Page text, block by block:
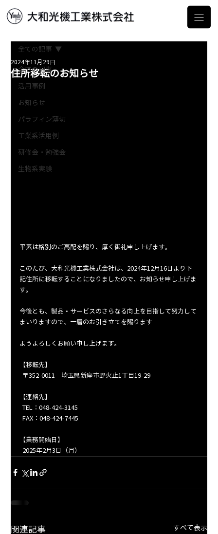
全ての記事
活用事例
お知らせ
パラフィン薄切
工業系活用例
研修会・勉強会
生物系実験
全ての記事
住所移転のお知らせ
2024年11月29日
平素は格別のご高配を賜り、厚く御礼申し上げます。
このたび、大和光機工業株式会社は、2024年12月16日より下
記住所に移転することになりましたので、お知らせ申し上げま
す。
今後とも、製品・サービスのさらなる向上を目指して努力して
まいりますので、一層のお引き立てを賜ります
ようよろしくお願い申し上げます。
【移転先】
  〒352-0011　埼玉県新座市野火止1丁目19-29
【連絡先】
  TEL：048-424-3145
  FAX：048-424-7445
【業務開始日】
  2025年2月3日（月）
関連記事 すべて表示